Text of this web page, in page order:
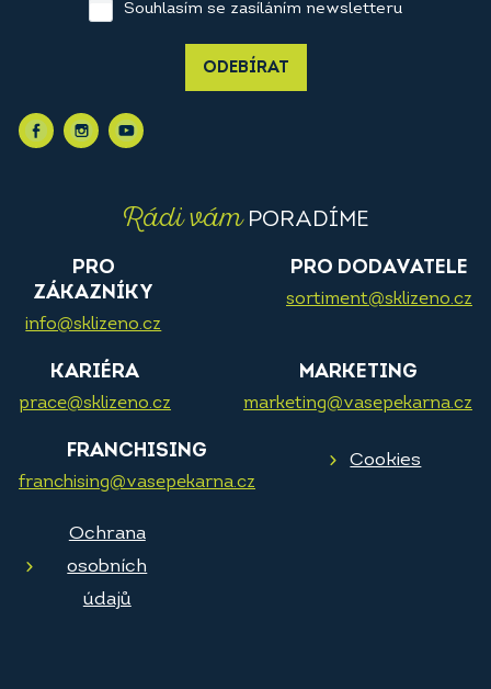
Souhlasím se zasíláním newsletteru
ODEBÍRAT
Rádi vámPORADÍME
PRO
ZÁKAZNÍKY
info@sklizeno.cz
PRO DODAVATELE
sortiment@sklizeno.cz
KARIÉRA
prace@sklizeno.cz
MARKETING
marketing@vasepekarna.cz
FRANCHISING
franchising@vasepekarna.cz
Cookies
Ochrana
osobních
údajů